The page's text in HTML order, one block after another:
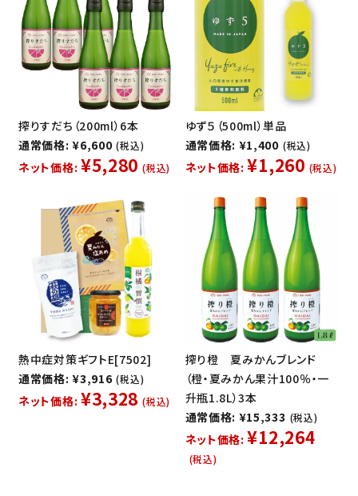
搾りすだち（200ml）6本
通常価格: ¥6,600 (税込)
ネット価格: ¥5,280 (税込)
ゆず５（500ml）単品
通常価格: ¥1,400 (税込)
ネット価格: ¥1,260 (税込)
熱中症対策ギフトE[7502]
通常価格: ¥3,916 (税込)
ネット価格: ¥3,328 (税込)
搾り橙 夏みかんブレンド
（橙・夏みかん果汁100％・一
升瓶1.8L）3本
通常価格: ¥15,333 (税込)
ネット価格: ¥12,264
(税込)